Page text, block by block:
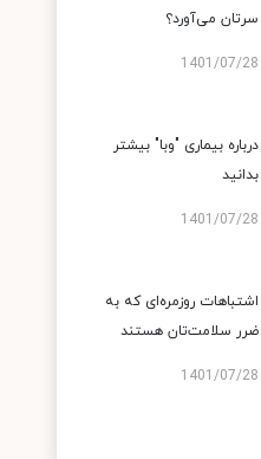
سرتان می‌آورد؟
1401/07/28
درباره بیماری "وبا" بیشتر
بدانید
1401/07/28
اشتباهات روزمره‌ای که به
ضرر سلامت‌تان هستند
1401/07/28